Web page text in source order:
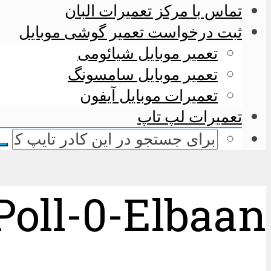
تماس با مرکز تعمیرات البان
ثبت درخواست تعمیر گوشی موبایل
تعمیر موبایل شیائومی
تعمیر موبایل سامسونگ
تعمیرات موبایل آیفون
تعمیرات لپ تاپ
0-Elbaan